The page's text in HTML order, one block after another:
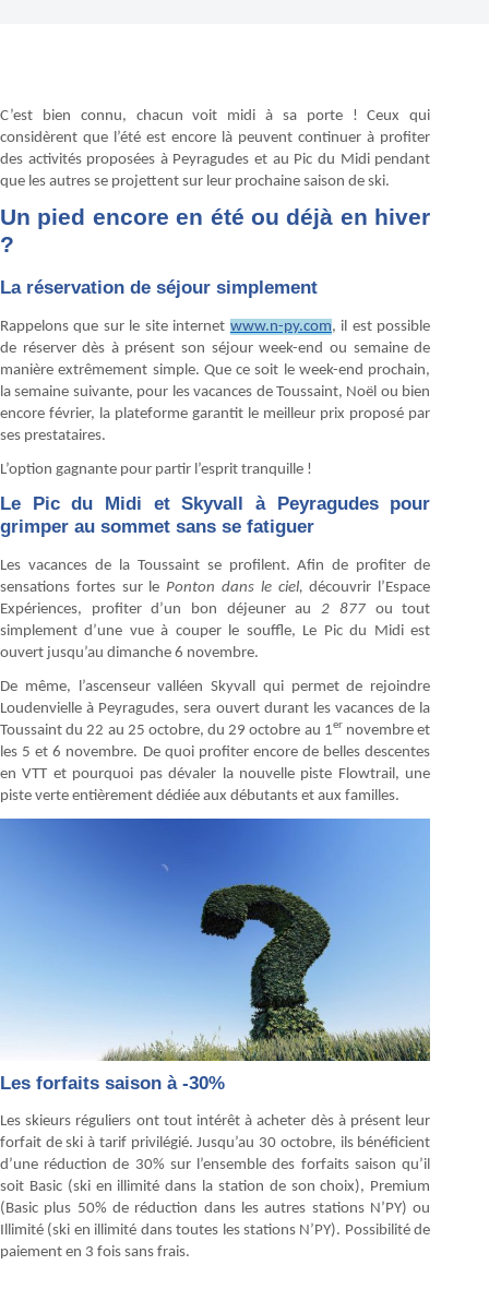
C’est bien connu, chacun voit midi à sa porte ! Ceux qui
considèrent que l’été est encore là peuvent continuer à profiter
des activités proposées à Peyragudes et au Pic du Midi pendant
que les autres se projettent sur leur prochaine saison de ski.
Un pied encore en été ou déjà en hiver
?
La réservation de séjour simplement
Rappelons que sur le site internet www.n-py.com, il est possible
de réserver dès à présent son séjour week-end ou semaine de
manière extrêmement simple. Que ce soit le week-end prochain,
la semaine suivante, pour les vacances de Toussaint, Noël ou bien
encore février, la plateforme garantit le meilleur prix proposé par
ses prestataires.
L’option gagnante pour partir l’esprit tranquille !
Le Pic du Midi et Skyvall à Peyragudes pour
grimper au sommet sans se fatiguer
Les vacances de la Toussaint se profilent. Afin de profiter de
sensations fortes sur lePonton dans le ciel, découvrir l’Espace
Expériences, profiter d’un bon déjeuner au2 877 ou tout
simplement d’une vue à couper le souffle, Le Pic du Midi est
ouvert jusqu’au dimanche 6 novembre.
De même, l’ascenseur valléen Skyvall qui permet de rejoindre
Loudenvielle à Peyragudes, sera ouvert durant les vacances de la
Toussaint du 22 au 25 octobre, du 29 octobre au 1er novembre et
les 5 et 6 novembre. De quoi profiter encore de belles descentes
en VTT et pourquoi pas dévaler la nouvelle piste Flowtrail, une
piste verte entièrement dédiée aux débutants et aux familles.
Les forfaits saison à -30%
Les skieurs réguliers ont tout intérêt à acheter dès à présent leur
forfait de ski à tarif privilégié. Jusqu’au 30 octobre, ils bénéficient
d’une réduction de 30% sur l’ensemble des forfaits saison qu’il
soit Basic (ski en illimité dans la station de son choix), Premium
(Basic plus 50% de réduction dans les autres stations N’PY) ou
Illimité (ski en illimité dans toutes les stations N’PY). Possibilité de
paiement en 3 fois sans frais.